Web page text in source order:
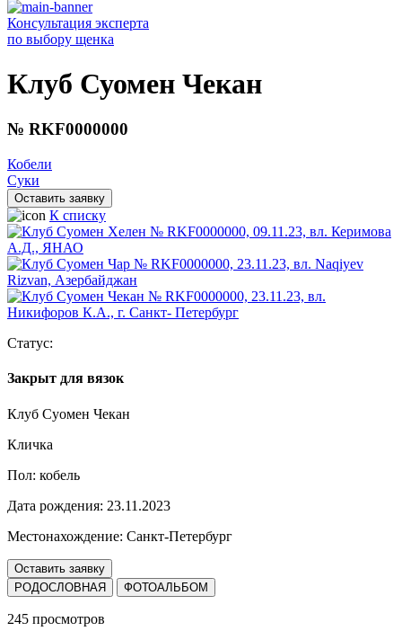
Консультация эксперта
по выбору щенка
Клуб Суомен Чекан
№ RKF0000000
Кобели
Суки
Оставить заявку
К списку
Статус:
Закрыт для вязок
Клуб Суомен Чекан
Кличка
Пол: кобель
Дата рождения: 23.11.2023
Местонахождение: Санкт-Петербург
Оставить заявку
РОДОСЛОВНАЯ
ФОТОАЛЬБОМ
245 просмотров